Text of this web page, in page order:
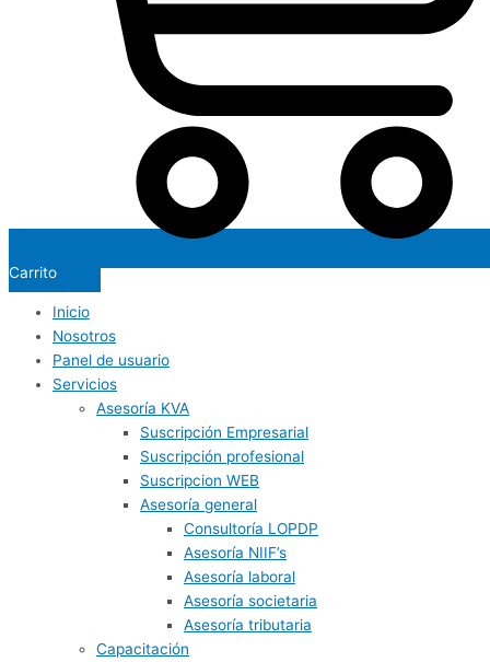
Carrito
Inicio
Nosotros
Panel de usuario
Servicios
Asesoría KVA
Suscripción Empresarial
Suscripción profesional
Suscripcion WEB
Asesoría general
Consultoría LOPDP
Asesoría NIIF’s
Asesoría laboral
Asesoría societaria
Asesoría tributaria
Capacitación